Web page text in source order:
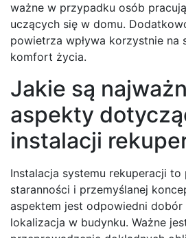
ważne w przypadku osób
uczących się w domu.
powietrza wpływa korzystnie na
komfort życia.
Jakie są
aspekty
instalacji
Instalacja systemu rekuperacji
staranności i przemyślanej
aspektem jest odpowiedni
lokalizacja w budynku. Ważne